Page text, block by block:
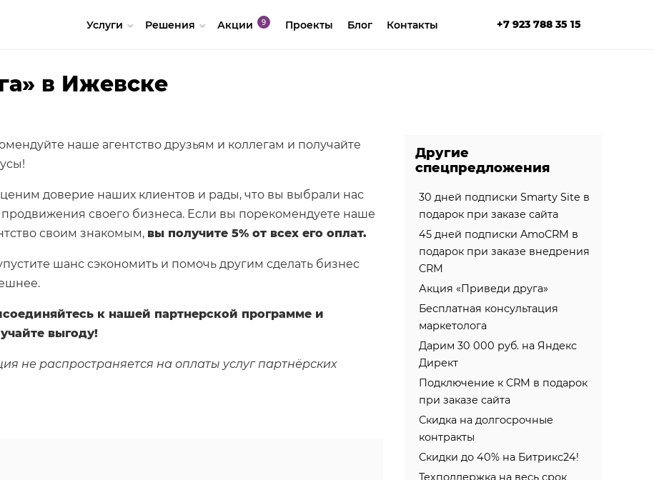
Услуги Решения Акции Проекты Блог Контакты +7 923 788 35 15
в Ижевске
наше агентство друзьям и коллегам и получайте
доверие наших клиентов и рады, что вы выбрали нас
своего бизнеса. Если вы порекомендуете наше
своим знакомым, вы получите 5% от всех его оплат.
шанс сэкономить и помочь другим сделать бизнес
к нашей партнерской программе и
выгоду!
не распространяется на оплаты услуг партнёрских
Другие
спецпредложения
30 дней подписки Smarty Site в
подарок при заказе сайта
45 дней подписки AmoCRM в
подарок при заказе внедрения
CRM
Акция «Приведи друга»
Бесплатная консультация
маркетолога
Дарим 30 000 руб. на Яндекс
Директ
Подключение к CRM в подарок
при заказе сайта
Скидка на долгосрочные
контракты
Скидки до 40% на Битрикс24!
Техподдержка на веcь срок